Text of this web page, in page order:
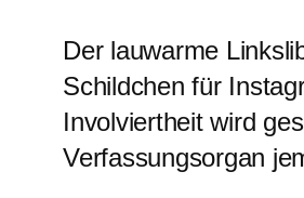
Der lauwarme
Schildchen für
Involviertheit wird
Verfassungsorgan